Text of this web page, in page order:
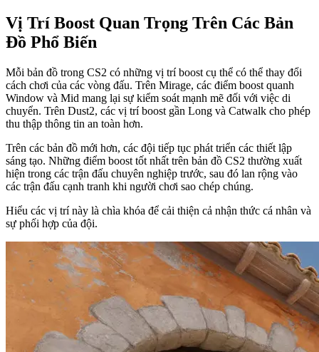
Vị Trí Boost Quan Trọng Trên Các Bản
Đồ Phổ Biến
Mỗi bản đồ trong CS2 có những vị trí boost cụ thể có thể thay đổi
cách chơi của các vòng đấu. Trên Mirage, các điểm boost quanh
Window và Mid mang lại sự kiểm soát mạnh mẽ đối với việc di
chuyển. Trên Dust2, các vị trí boost gần Long và Catwalk cho phép
thu thập thông tin an toàn hơn.
Trên các bản đồ mới hơn, các đội tiếp tục phát triển các thiết lập
sáng tạo. Những điểm boost tốt nhất trên bản đồ CS2 thường xuất
hiện trong các trận đấu chuyên nghiệp trước, sau đó lan rộng vào
các trận đấu cạnh tranh khi người chơi sao chép chúng.
Hiểu các vị trí này là chìa khóa để cải thiện cả nhận thức cá nhân và
sự phối hợp của đội.